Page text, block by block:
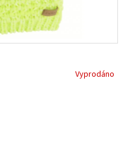
Vyprodáno